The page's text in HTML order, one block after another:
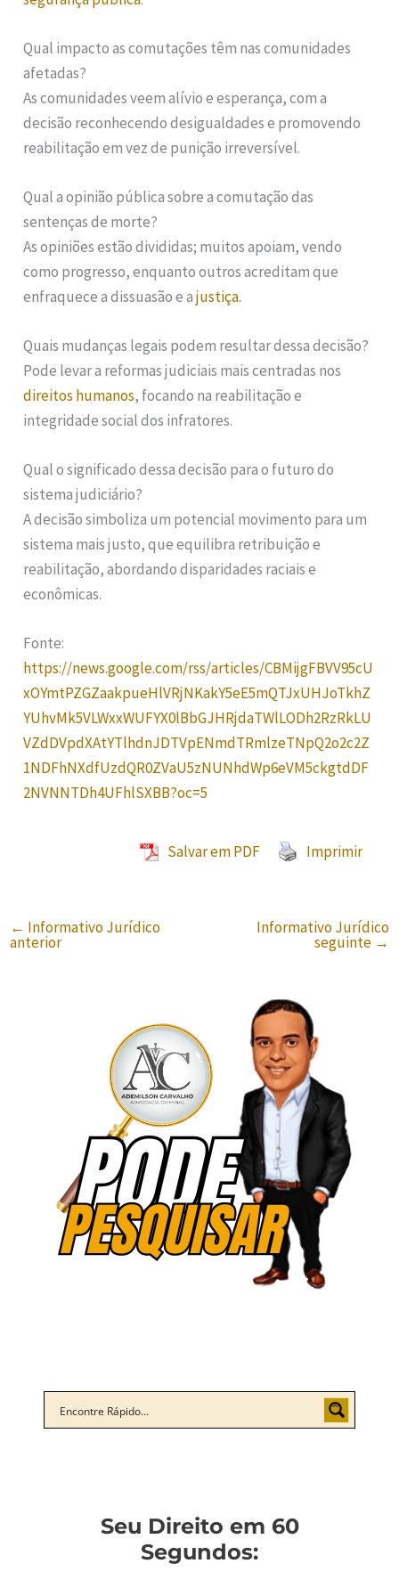
Qual impacto as comutações têm nas comunidades
afetadas?
As comunidades veem alívio e esperança, com a
decisão reconhecendo desigualdades e promovendo
reabilitação em vez de punição irreversível.
Qual a opinião pública sobre a comutação das
sentenças de morte?
As opiniões estão divididas; muitos apoiam, vendo
como progresso, enquanto outros acreditam que
enfraquece a dissuasão e ajustiça.
Quais mudanças legais podem resultar dessa decisão?
Pode levar a reformas judiciais mais centradas nos
direitos humanos, focando na reabilitação e
integridade social dos infratores.
Qual o significado dessa decisão para o futuro do
sistema judiciário?
A decisão simboliza um potencial movimento para um
sistema mais justo, que equilibra retribuição e
reabilitação, abordando disparidades raciais e
econômicas.
Fonte:
https://news.google.com/rss/articles/CBMijgFBVV95cU
xOYmtPZGZaakpueHlVRjNKakY5eE5mQTJxUHJoTkhZ
YUhvMk5VLWxxWUFYX0lBbGJHRjdaTWlLODh2RzRkLU
VZdDVpdXAtYTlhdnJDTVpENmdTRmlzeTNpQ2o2c2Z
1NDFhNXdfUzdQR0ZVaU5zNUNhdWp6eVM5ckgtdDF
2NVNNTDh4UFhlSXBB?oc=5
Salvar em PDF Imprimir
← Informativo Jurídico
anterior
Informativo Jurídico
seguinte →
Seu Direito em 60
Segundos: